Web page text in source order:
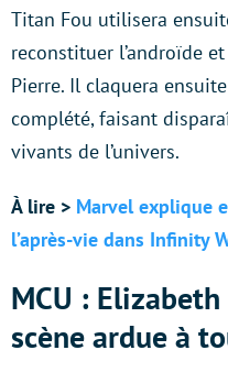
Titan Fou utilisera
reconstituer l’androïde
Pierre. Il claquera
complété, faisant
vivants de l’univers.
À lire > Marvel explique
l’après-vie dans Infinity
MCU :
scène ardue à